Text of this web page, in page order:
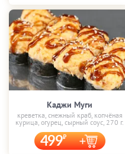
Каджи Муги
креветка, снежный краб, копчёная
курица, огурец, сырный соус, 270 г.
499